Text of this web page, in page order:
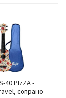
40 PIZZA -
сопрано